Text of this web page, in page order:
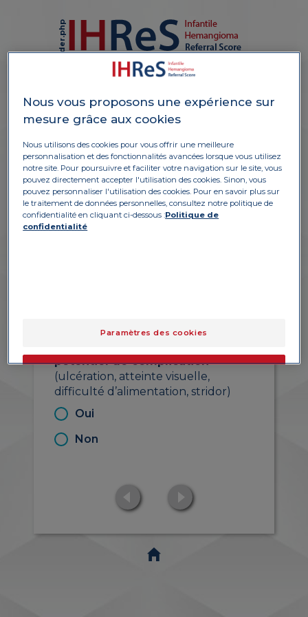
Warning
:
U
n
d
e
f
i
n
e
d
v
a
r
i
a
b
l
e
$
s
o
u
r
c
e
_
t
e
x
t
i
n
/
a
p
p
/
w
p
-
c
o
n
t
e
n
t
/
t
h
e
m
e
s
/
i
h
r
e
s
/
h
e
a
d
e
r
.
p
hpon line
Mädchen, 3 Monate alt
Geburt
Hämangiom ist stabil
potentiel de complication
(ulcération, atteinte visuelle,
difficulté d’alimentation, stridor)
Oui
Non
Nous vous proposons une expérience sur
mesure grâce aux cookies
Nous utilisons des cookies pour vous offrir une meilleure
personnalisation et des fonctionnalités avancées lorsque vous utilisez
notre site. Pour poursuivre et faciliter votre navigation sur le site, vous
pouvez directement accepter l'utilisation des cookies. Sinon, vous
pouvez personnaliser l'utilisation des cookies. Pour en savoir plus sur
le traitement de données personnelles, consultez notre politique de
confidentialité en cliquant ci-dessous :Politique de
confidentialité
Paramètres des cookies
OK